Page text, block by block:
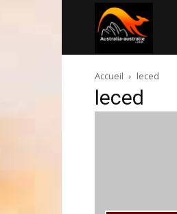
Accueil leced
leced